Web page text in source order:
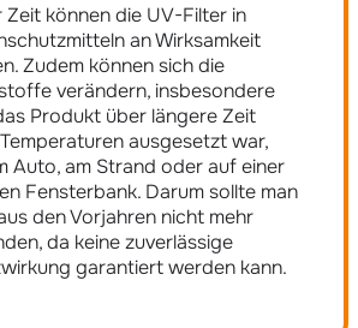
Zeit können die UV-Filter in
an Wirksamkeit
Zudem können sich die
verändern, insbesondere
Produkt über längere Zeit
ausgesetzt war,
Auto, am Strand oder auf einer
Fensterbank. Darum sollte man
den Vorjahren nicht mehr
da keine zuverlässige
garantiert werden kann.